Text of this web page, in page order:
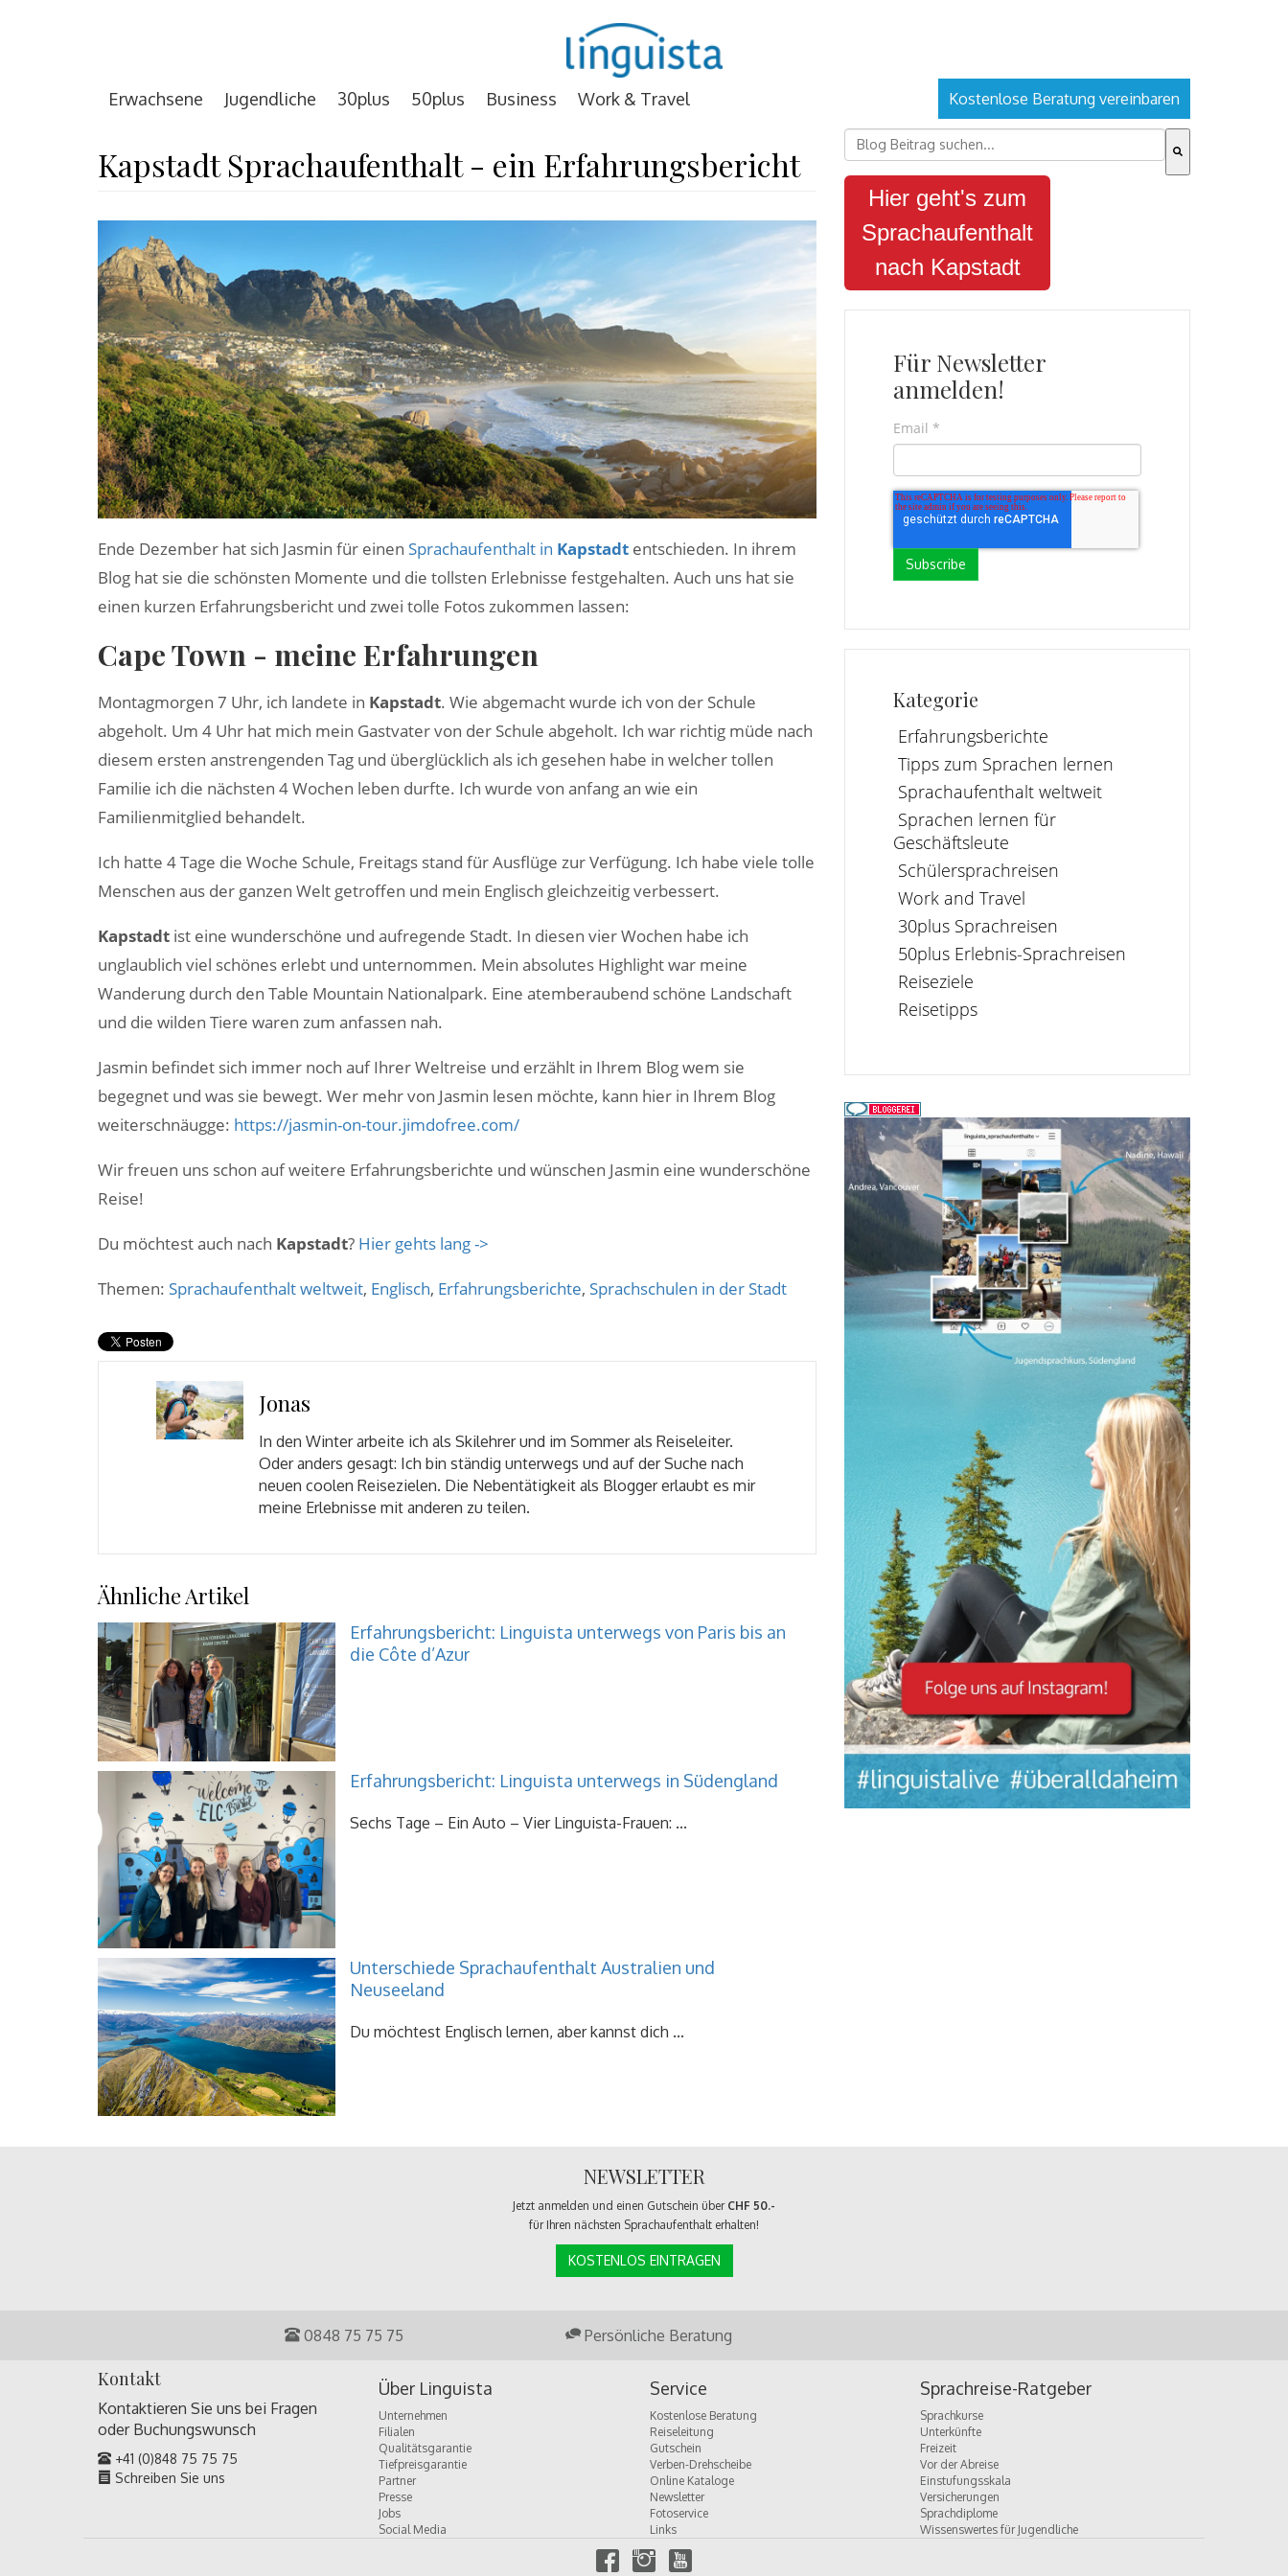
Erwachsene Jugendliche 30plus 50plus Business Work & Travel Kostenlose Beratung vereinbaren
Kapstadt Sprachaufenthalt - ein Erfahrungsbericht
Ende Dezember hat sich Jasmin für einen Sprachaufenthalt in Kapstadt entschieden. In ihrem
Blog hat sie die schönsten Momente und die tollsten Erlebnisse festgehalten. Auch uns hat sie
einen kurzen Erfahrungsbericht und zwei tolle Fotos zukommen lassen:
Cape Town - meine Erfahrungen
Montagmorgen 7 Uhr, ich landete in Kapstadt. Wie abgemacht wurde ich von der Schule
abgeholt. Um 4 Uhr hat mich mein Gastvater von der Schule abgeholt. Ich war richtig müde nach
diesem ersten anstrengenden Tag und überglücklich als ich gesehen habe in welcher tollen
Familie ich die nächsten 4 Wochen leben durfte. Ich wurde von anfang an wie ein
Familienmitglied behandelt.
Ich hatte 4 Tage die Woche Schule, Freitags stand für Ausflüge zur Verfügung. Ich habe viele tolle
Menschen aus der ganzen Welt getroffen und mein Englisch gleichzeitig verbessert.
Kapstadt ist eine wunderschöne und aufregende Stadt. In diesen vier Wochen habe ich
unglaublich viel schönes erlebt und unternommen. Mein absolutes Highlight war meine
Wanderung durch den Table Mountain Nationalpark. Eine atemberaubend schöne Landschaft
und die wilden Tiere waren zum anfassen nah.
Jasmin befindet sich immer noch auf Ihrer Weltreise und erzählt in Ihrem Blog wem sie
begegnet und was sie bewegt. Wer mehr von Jasmin lesen möchte, kann hier in Ihrem Blog
weiterschnäugge: https://jasmin-on-tour.jimdofree.com/
Wir freuen uns schon auf weitere Erfahrungsberichte und wünschen Jasmin eine wunderschöne
Reise!
Du möchtest auch nach Kapstadt? Hier gehts lang ->
Themen: Sprachaufenthalt weltweit, Englisch, Erfahrungsberichte, Sprachschulen in der Stadt
Jonas
In den Winter arbeite ich als Skilehrer und im Sommer als Reiseleiter.
Oder anders gesagt: Ich bin ständig unterwegs und auf der Suche nach
neuen coolen Reisezielen. Die Nebentätigkeit als Blogger erlaubt es mir
meine Erlebnisse mit anderen zu teilen.
Ähnliche Artikel
Erfahrungsbericht: Linguista unterwegs von Paris bis an
die Côte d’Azur
Erfahrungsbericht: Linguista unterwegs in Südengland
Sechs Tage – Ein Auto – Vier Linguista-Frauen: ...
Unterschiede Sprachaufenthalt Australien und
Neuseeland
Du möchtest Englisch lernen, aber kannst dich ...
Dies ist ein Suchfeld mit einer automatischen
Es gibt keine Vorschläge, da das Suchfeld leer ist.
Hier geht's zum
Sprachaufenthalt
nach Kapstadt
Für Newsletter
anmelden!
Email *
Kategorie
Erfahrungsberichte
Tipps zum Sprachen lernen
Sprachaufenthalt weltweit
Sprachen lernen für
Geschäftsleute
Schülersprachreisen
Work and Travel
30plus Sprachreisen
50plus Erlebnis-Sprachreisen
Reiseziele
Reisetipps
NEWSLETTER
Jetzt anmelden und einen Gutschein über CHF 50.-
für Ihren nächsten Sprachaufenthalt erhalten!
KOSTENLOS EINTRAGEN
0848 75 75 75 Persönliche Beratung
Kontakt
Kontaktieren Sie uns bei Fragen
oder Buchungswunsch
+41 (0)848 75 75 75
Schreiben Sie uns
Über Linguista
Unternehmen
Filialen
Qualitätsgarantie
Tiefpreisgarantie
Partner
Presse
Jobs
Social Media
Service
Kostenlose Beratung
Reiseleitung
Gutschein
Verben-Drehscheibe
Online Kataloge
Newsletter
Fotoservice
Links
Sprachreise-Ratgeber
Sprachkurse
Unterkünfte
Freizeit
Vor der Abreise
Einstufungsskala
Versicherungen
Sprachdiplome
Wissenswertes für Jugendliche